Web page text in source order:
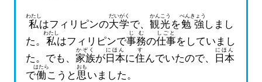
私
わたし
はフィリピンの大学
だいがく
で、 観光
かんこう
を勉強
べんきょう
しまし
た。 私
わたし
はフィリピンで事務
じむ
の仕事
しごと
をしていまし
た。でも、 家族
かぞく
が日本
にほん
に住
す
んでいたので、 日本
にほん
で働
はたら
こうと思
おも
いました。